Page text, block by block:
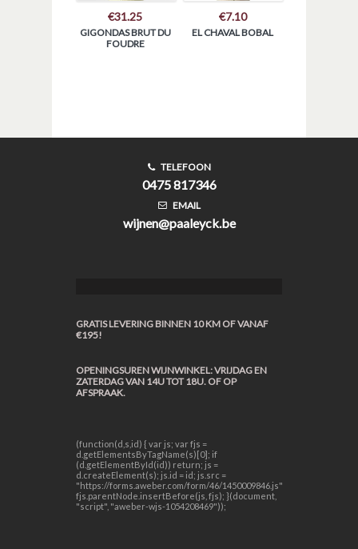
€31.25
GIGONDAS BRUT DU
FOUDRE
€7.10
EL CHAVAL BOBAL
TELEFOON
0475 817346
EMAIL
wijnen@paaleyck.be
GRATIS LEVERING BINNEN 10 KM OF VANAF
€195!
OPENINGSUREN WIJNWINKEL: VRIJDAG EN
ZATERDAG VAN 14U TOT 18U. OF OP
AFSPRAAK.
(function(d,s,id) { var js; var fjs =
d.getElementsByTagName(s)[0]; if
(d.getElementById(id)) return; js =
d.createElement(s); js.id = id; js.src =
"https://forms.aweber.com/form/46/1450009846.js";
fjs.parentNode.insertBefore(js, fjs); }(document,
"script", "aweber-wjs-1054208469"));